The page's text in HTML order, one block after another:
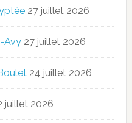
27 juillet 2026
Avy 27 juillet 2026
24 juillet 2026
juillet 2026